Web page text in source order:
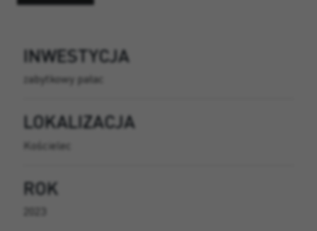
INWESTYCJA
zabytkowy pałac
LOKALIZACJA
Kościelec
ROK